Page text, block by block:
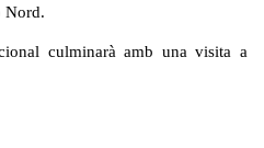
Nord.
culminarà amb una visita a